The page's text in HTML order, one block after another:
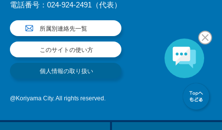
電話番号：024-924-2491（代表）
所属別連絡先一覧
このサイトの使い方
個人情報の取り扱い
@Koriyama City. All rights reserved.